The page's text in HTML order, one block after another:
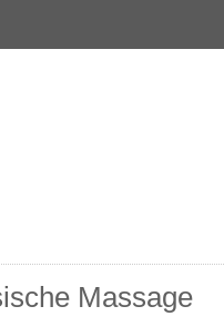
Massage